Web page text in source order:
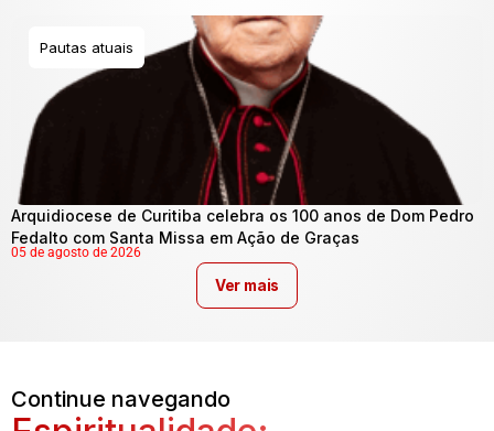
Pautas atuais
Arquidiocese de Curitiba celebra os 100 anos de Dom Pedro
Fedalto com Santa Missa em Ação de Graças
05 de agosto de 2026
Ver mais
Continue navegando